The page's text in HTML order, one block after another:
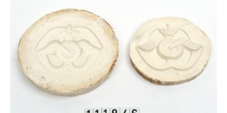
Prenten en Tekeningen, Collectie Smits Sr. (343)
Documenten, Collectie Smits Sr. (267)
onderscheidingen (117)